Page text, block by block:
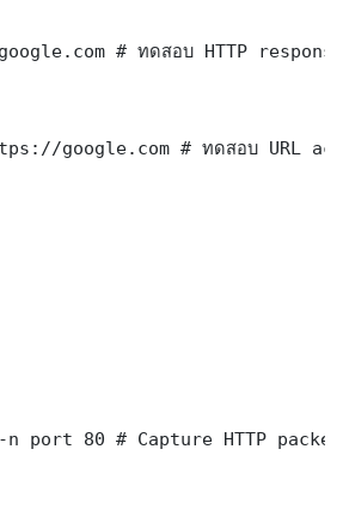
# ทดสอบ HTTP
google.com # ทดสอบ URL
port 80 # Capture HTTP